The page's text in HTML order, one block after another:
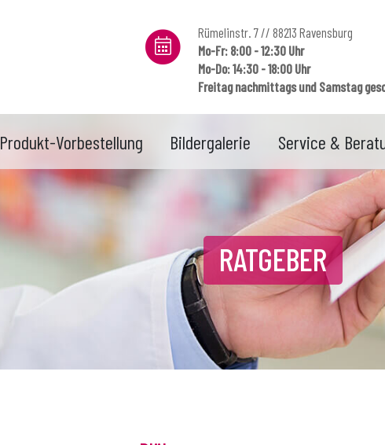
Rümelinstr. 7 // 88213 Ravensburg
Mo-Fr: 8:00 - 12:30 Uhr
Mo-Do: 14:30 - 18:00 Uhr
Freitag nachmittags und Samstag
Produkt-Vorbestellung Bildergalerie Service &
RATGEBER